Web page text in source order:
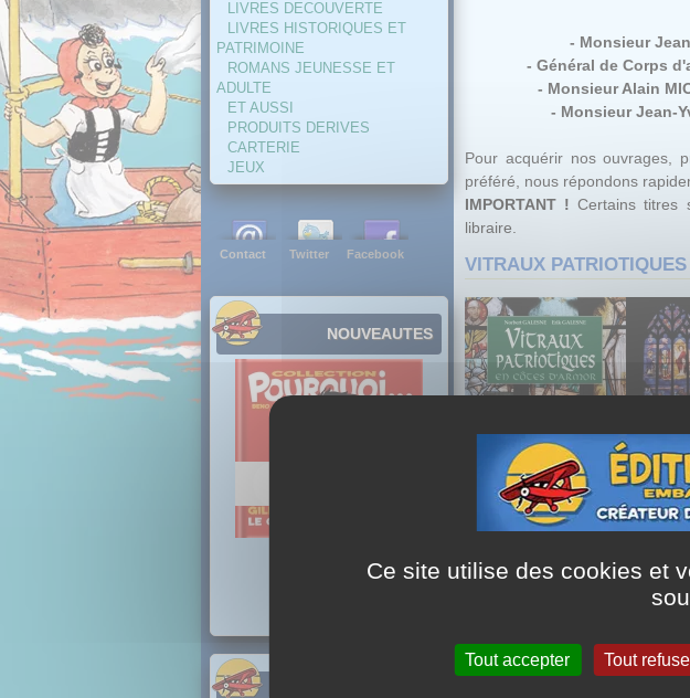
LIVRES DECOUVERTE
LIVRES HISTORIQUES ET
PATRIMOINE
ROMANS JEUNESSE ET
ADULTE
ET AUSSI
PRODUITS DERIVES
CARTERIE
JEUX
Contact Twitter Facebook
NOUVEAUTES
- Monsieur
- Général de Corps
- Monsieur Alain
- Monsieur Jean-
Pour acquérir nos ouvrages,
préféré, nous répondons
IMPORTANT ! Certains titres
libraire.
VITRAUX
Les Côtes-du-Nord, avec leur
un fort contingent de
Les vitraux patriotiques du
Ce site utilise des cookies et
Tout accepter Tout